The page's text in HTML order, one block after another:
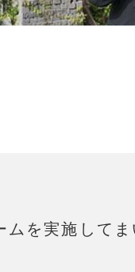
ムを実施してま